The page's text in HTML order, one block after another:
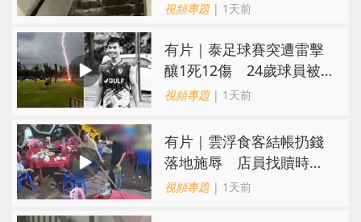
視頻專題| 1天前
有片｜泰足球賽突遭雷擊
釀1死12傷 24歲球員被
閃電劈中亡
視頻專題| 1天前
​有片｜雲浮食客結帳扔錢
落地施辱 店員找贖時還
施彼身獲老闆肯定
視頻專題| 1天前